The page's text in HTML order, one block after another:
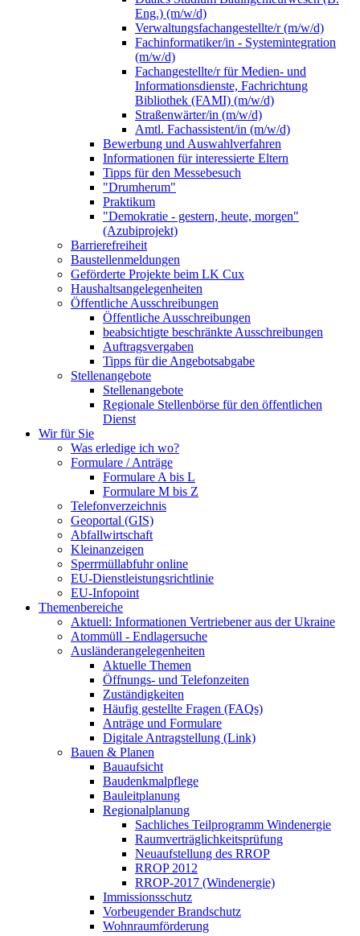
Eng.) (m/w/d)
Verwaltungsfachangestellte/r (m/w/d)
Fachinformatiker/in - Systemintegration
(m/w/d)
Fachangestellte/r für Medien- und
Informationsdienste, Fachrichtung
Bibliothek (FAMI) (m/w/d)
Straßenwärter/in (m/w/d)
Amtl. Fachassistent/in (m/w/d)
Bewerbung und Auswahlverfahren
Informationen für interessierte Eltern
Tipps für den Messebesuch
"Drumherum"
Praktikum
"Demokratie - gestern, heute, morgen"
(Azubiprojekt)
Barrierefreiheit
Baustellenmeldungen
Geförderte Projekte beim LK Cux
Haushaltsangelegenheiten
Öffentliche Ausschreibungen
Öffentliche Ausschreibungen
beabsichtigte beschränkte Ausschreibungen
Auftragsvergaben
Tipps für die Angebotsabgabe
Stellenangebote
Stellenangebote
Regionale Stellenbörse für den öffentlichen
Dienst
Wir für Sie
Was erledige ich wo?
Formulare / Anträge
Formulare A bis L
Formulare M bis Z
Telefonverzeichnis
Geoportal (GIS)
Abfallwirtschaft
Kleinanzeigen
Sperrmüllabfuhr online
EU-Dienstleistungsrichtlinie
EU-Infopoint
Themenbereiche
Aktuell: Informationen Vertriebener aus der Ukraine
Atommüll - Endlagersuche
Ausländerangelegenheiten
Aktuelle Themen
Öffnungs- und Telefonzeiten
Zuständigkeiten
Häufig gestellte Fragen (FAQs)
Anträge und Formulare
Digitale Antragstellung (Link)
Bauen & Planen
Bauaufsicht
Baudenkmalpflege
Bauleitplanung
Regionalplanung
Sachliches Teilprogramm Windenergie
Raumverträglichkeitsprüfung
Neuaufstellung des RROP
RROP 2012
RROP-2017 (Windenergie)
Immissionsschutz
Vorbeugender Brandschutz
Wohnraumförderung